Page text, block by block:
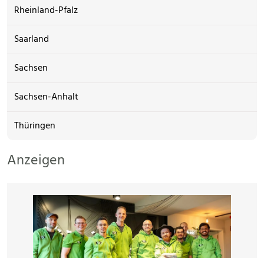
Rheinland-Pfalz
Saarland
Sachsen
Sachsen-Anhalt
Thüringen
Anzeigen